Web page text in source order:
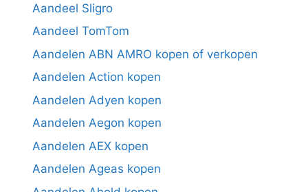
Aandeel Sligro
Aandeel TomTom
Aandelen ABN AMRO kopen of verkopen
Aandelen Action kopen
Aandelen Adyen kopen
Aandelen Aegon kopen
Aandelen AEX kopen
Aandelen Ageas kopen